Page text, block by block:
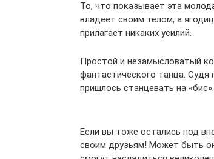
То, что показывает эта
владеет своим телом, а
прилагает никаких усилий.
Простой и незамысловатый
фантастического танца. Судя
пришлось станцевать на
Если вы тоже остались под
своим друзьям! Может быть